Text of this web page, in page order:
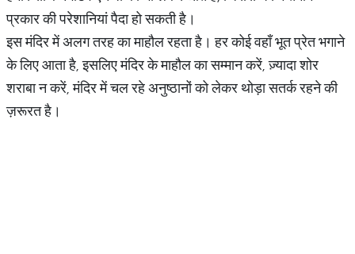
प्रकार की परेशानियां पैदा हो सकती है।
इस मंदिर में अलग तरह का माहौल रहता है। हर कोई वहाँ भूत प्रेत भगाने
के लिए आता है, इसलिए मंदिर के माहौल का सम्मान करें, ज़्यादा शोर
शराबा न करें, मंदिर में चल रहे अनुष्ठानों को लेकर थोड़ा सतर्क रहने की
ज़रूरत है।